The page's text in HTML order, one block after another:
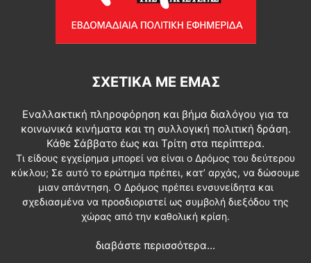
ΣΧΕΤΙΚΆ ΜΕ ΕΜΆΣ
Εναλλακτική πληροφόρηση και βήμα διαλόγου για τα
κοινωνικά κινήματα και τη συλλογική πολιτική δράση.
Κάθε Σάββατο έως και Τρίτη στα περίπτερα.
Τι είδους εγχείρημα μπορεί να είναι ο Δρόμος του δεύτερου
κύκλου; Σε αυτό το ερώτημα πρέπει, κατ’ αρχάς, να δώσουμε
μιαν απάντηση. Ο Δρόμος πρέπει ενσυνείδητα και
σχεδιασμένα να προσδιοριστεί ως συμβολή διεξόδου της
χώρας από την καθολική κρίση.
διαβάστε περισσότερα...